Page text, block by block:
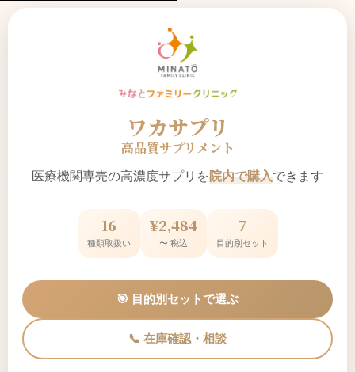
ワカサプリ
高品質サプリメント
医療機関専売の高濃度サプリを院内で購入できます
16
種類取扱い
¥2,484
〜 税込
7
目的別セット
🎯 目的別セットで選ぶ
📞 在庫確認・相談